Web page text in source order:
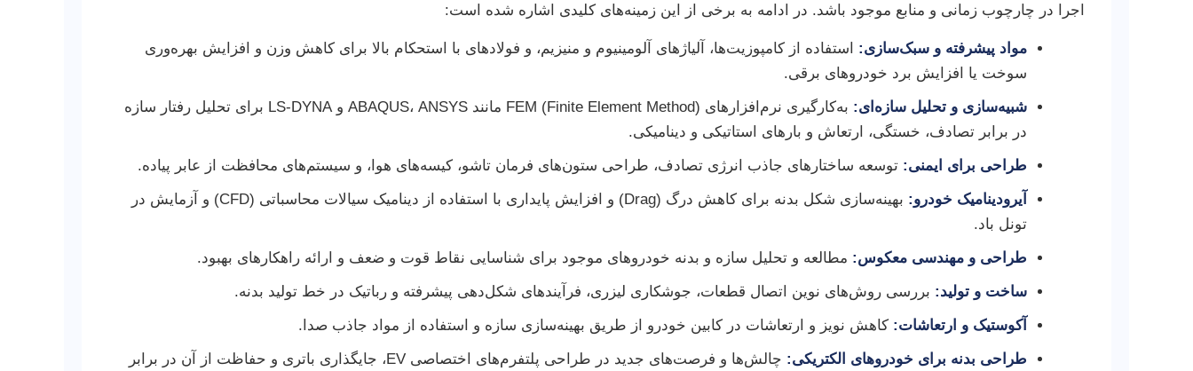
اجرا در چارچوب زمانی و منابع موجود باشد. در ادامه به برخی از این زمینه‌های کلیدی اشاره شده است:
مواد پیشرفته و سبک‌سازی: استفاده از کامپوزیت‌ها، آلیاژهای آلومینیوم و منیزیم، و فولادهای با استحکام بالا برای کاهش وزن و افزایش بهره‌وری
سوخت یا افزایش برد خودروهای برقی.
شبیه‌سازی و تحلیل سازه‌ای:
به‌کارگیری نرم‌افزارهای FEM (Finite Element Method) مانند ABAQUS، ANSYS و LS-DYNA برای تحلیل رفتار سازه
در برابر تصادف، خستگی، ارتعاش و بارهای استاتیکی و دینامیکی.
طراحی برای ایمنی: توسعه ساختارهای جاذب انرژی تصادف، طراحی ستون‌های فرمان تاشو، کیسه‌های هوا، و سیستم‌های محافظت از عابر پیاده.
آیرودینامیک خودرو:
بهینه‌سازی شکل بدنه برای کاهش درگ (Drag) و افزایش پایداری با استفاده از دینامیک سیالات محاسباتی (CFD) و آزمایش در
تونل باد.
طراحی و مهندسی معکوس: مطالعه و تحلیل سازه و بدنه خودروهای موجود برای شناسایی نقاط قوت و ضعف و ارائه راهکارهای بهبود.
ساخت و تولید: بررسی روش‌های نوین اتصال قطعات، جوشکاری لیزری، فرآیندهای شکل‌دهی پیشرفته و رباتیک در خط تولید بدنه.
آکوستیک و ارتعاشات: کاهش نویز و ارتعاشات در کابین خودرو از طریق بهینه‌سازی سازه و استفاده از مواد جاذب صدا.
طراحی بدنه برای خودروهای الکتریکی:
چالش‌ها و فرصت‌های جدید در طراحی پلتفرم‌های اختصاصی EV، جایگذاری باتری و حفاظت از آن در برابر